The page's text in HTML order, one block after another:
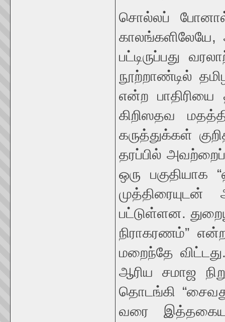
சொல்லப்
காலங்களிலேயே,
பட்டிருப்பது
நூற்றாண்டில்
என்ற பாதிரியை
கிறிஸதவ
கருத்துக்கள்
தரப்பில்
ஒரு
பட்டுள்ளன.
நிராகரணம்”
மறைந்தே
ஆரிய சமாஜ
தொடங்கி
வரை இத்தகைய